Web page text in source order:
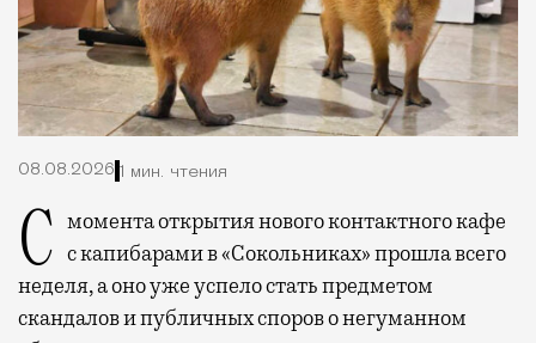
08.08.2026 1 мин. чтения
С момента открытия нового контактного кафе с капибарами в «Сокольниках» прошла всего
неделя, а оно уже успело стать предметом
скандалов и публичных споров о негуманном